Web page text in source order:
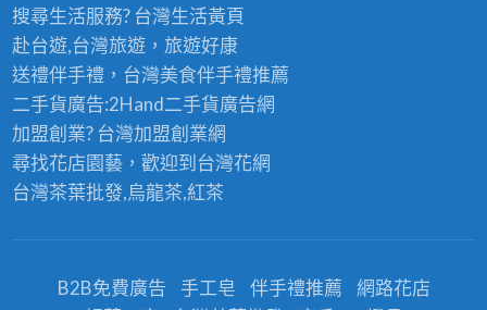
搜尋生活服務? 台灣生活黃頁
赴台遊,台灣旅遊，旅遊好康
送禮伴手禮，台灣美食伴手禮推薦
二手貨廣告:2Hand二手貨廣告網
加盟創業? 台灣加盟創業網
尋找花店園藝，歡迎到 台灣花網
台灣茶葉批發,烏龍茶,紅茶
B2B免費廣告 手工皂 伴手禮推薦
網路花店